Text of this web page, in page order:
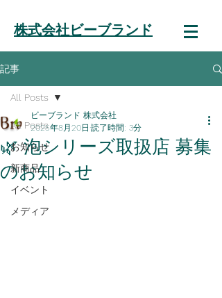
株式会社ビーブランド
記事
All Posts
お知らせ
新商品
イベント
メディア
All Posts
🌿 泡シリーズ取扱店 募集
のお知らせ
ビーブランド 株式会社
2025年8月20日 読了時間: 3分